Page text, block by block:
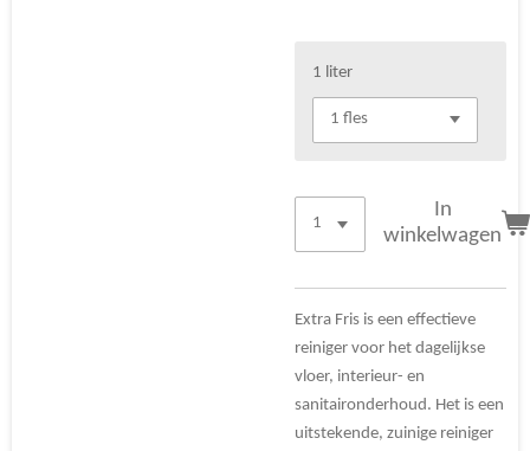
1 liter
In
winkelwagen
Extra Fris is een effectieve
reiniger voor het dagelijkse
vloer, interieur- en
sanitaironderhoud. Het is een
uitstekende, zuinige reiniger